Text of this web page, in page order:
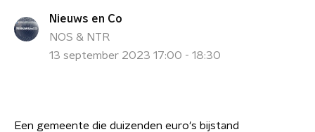
Nieuws en Co
NOS & NTR
13 september 2023 17:00 - 18:30
Een gemeente die duizenden euro's bijstand